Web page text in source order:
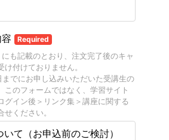
Required
も記載のとおり、注文完了後のキャ
け付けておりません。
でにお申し込みいただいた受講生の
このフォームではなく、学習サイト
グイン後＞リンク集＞講座に関する
ください。
いて（お申込前のご検討）